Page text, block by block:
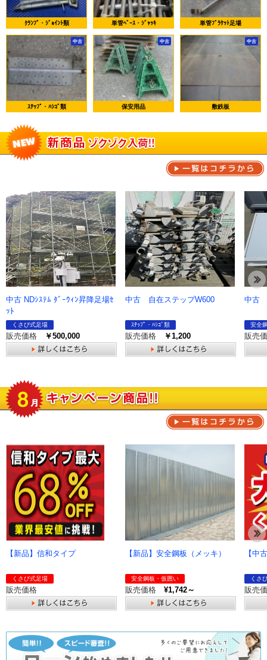
ｸﾗﾝﾌﾟ・ｼﾞｮｲﾝﾄ類 単管ﾍﾞｰｽ・ｼﾞｬｯｷ 単管ﾌﾞﾗｹｯﾄ足場
中古
ｽﾃｯﾌﾟ・ﾊｼｺﾞ類
中古
保安用品
中古
敷鉄板
中古 NDｼｽﾃﾑ ﾀﾞｰｳｨﾝ昇降足場ｾ
ｯﾄ
くさび式足場
販売価格 ￥500,000
中古 自在ステップW600
ｽﾃｯﾌﾟ・ﾊｼｺﾞ類
販売価格 ￥1,200
中古
安全
販売
【新品】信和タイプ
くさび式足場
販売価格
【新品】安全鋼板（メッキ）
安全鋼板・仮囲い
販売価格 ¥1,742～
【中
くさ
販売